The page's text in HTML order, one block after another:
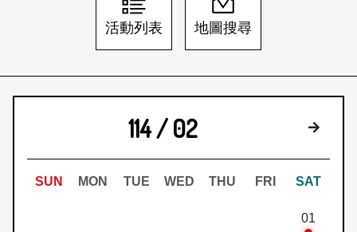
活動列表 地圖搜尋
114 / 02 下個月
SUN MON TUE WED THU FRI SAT
01